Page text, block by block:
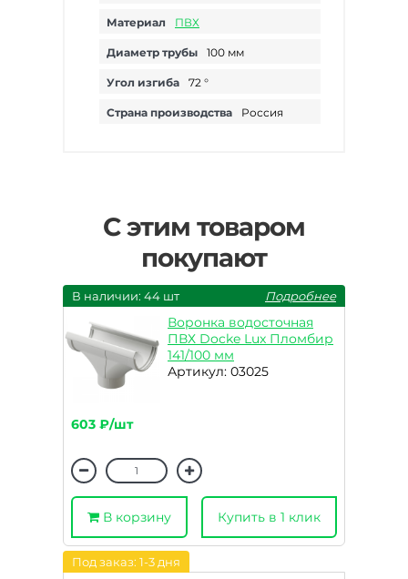
Материал ПВХ
Диаметр трубы 100 мм
Угол изгиба 72 °
Страна производства Россия
С этим товаром
покупают
В наличии: 44 шт Подробнее
Воронка водосточная
ПВХ Docke Lux Пломбир
141/100 мм
Артикул: 03025
603 ₽/шт
В корзину Купить в 1 клик
Под заказ: 1-3 дня